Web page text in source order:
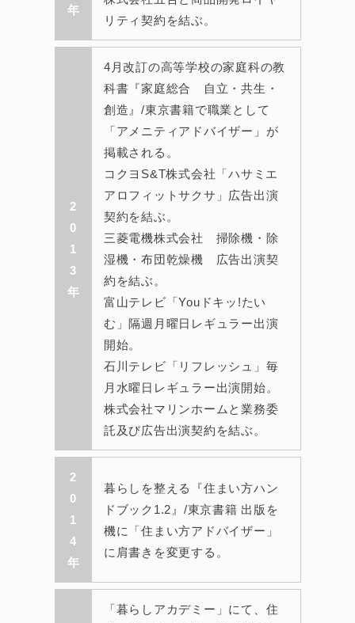
年
リティ契約を結ぶ。
2
0
1
3
年
4月改訂の高等学校の家庭科の教
科書『家庭総合 自立・共生・
創造』/東京書籍で職業として
「アメニティアドバイザー」が
掲載される。
コクヨS&T株式会社「ハサミエ
アロフィットサクサ」広告出演
契約を結ぶ。
三菱電機株式会社 掃除機・除
湿機・布団乾燥機 広告出演契
約を結ぶ。
富山テレビ「Youドキッ!たい
む」隔週月曜日レギュラー出演
開始。
石川テレビ「リフレッシュ」毎
月水曜日レギュラー出演開始。
株式会社マリンホームと業務委
託及び広告出演契約を結ぶ。
2
0
1
4
年
暮らしを整える『住まい方ハン
ドブック1.2』/東京書籍 出版を
機に「住まい方アドバイザー」
に肩書きを変更する。
「暮らしアカデミー」にて、住